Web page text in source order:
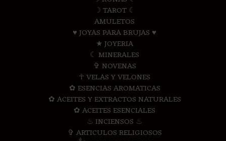
☽ TAROT ☾
AMULETOS
♥ JOYAS PARA BRUJAS ♥
★ JOYERIA
☾ MINERALES
✞ NOVENAS
☥ VELAS Y VELONES
✿ ESENCIAS AROMATICAS
✿ ACEITES Y EXTRACTOS NATURALES
✿ ACEITES ESENCIALES
♨ INCIENSOS ♨
✞ ARTICULOS RELIGIOSOS